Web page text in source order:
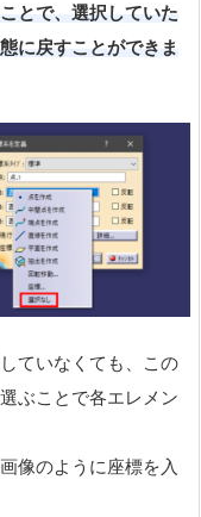
とで、選択していた
に戻すことができま
ていなくても、この
ぶことで各エレメン
像のように座標を入